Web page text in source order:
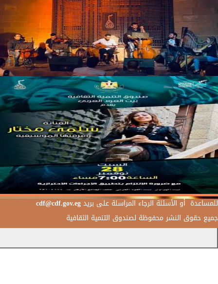
للمساعدة أو الأسئلة الرجاء المراسلة على بريدcdf@cdf.gov.eg
جميع حقوق النشر محفوظة لصندوق التنمية الثقافية